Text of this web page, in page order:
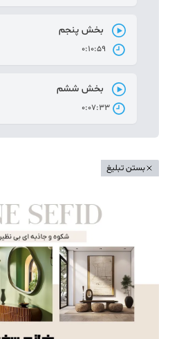
بخش پنجم
0:10:59
بخش ششم
0:07:33
بستن تبلیغ